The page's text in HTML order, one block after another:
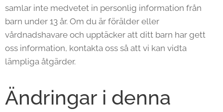
samlar inte medvetet in personlig information från
barn under 13 år. Om du är förälder eller
vårdnadshavare och upptäcker att ditt barn har gett
oss information, kontakta oss så att vi kan vidta
lämpliga åtgärder.
Ändringar i denna